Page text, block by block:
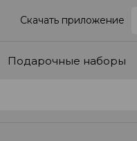
Скачать приложение
Подарочные наборы